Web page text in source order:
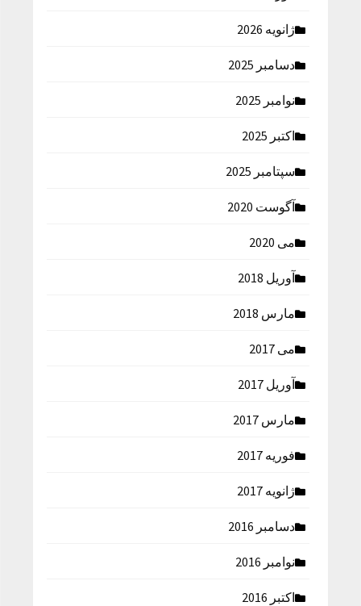
ژانویه 2026
دسامبر 2025
نوامبر 2025
اکتبر 2025
سپتامبر 2025
آگوست 2020
می 2020
آوریل 2018
مارس 2018
می 2017
آوریل 2017
مارس 2017
فوریه 2017
ژانویه 2017
دسامبر 2016
نوامبر 2016
اکتبر 2016